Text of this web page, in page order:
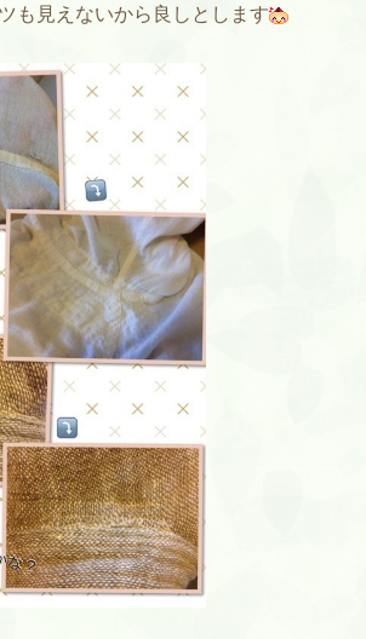
も見えないから良しとします